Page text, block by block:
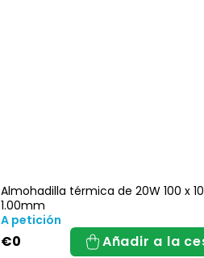
Almohadilla térmica de 20W 100 x
1.00mm
A petición
€0 Añadir a la